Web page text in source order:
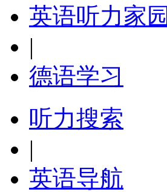
英语听力家园
|
德语学习
听力搜索
|
英语导航